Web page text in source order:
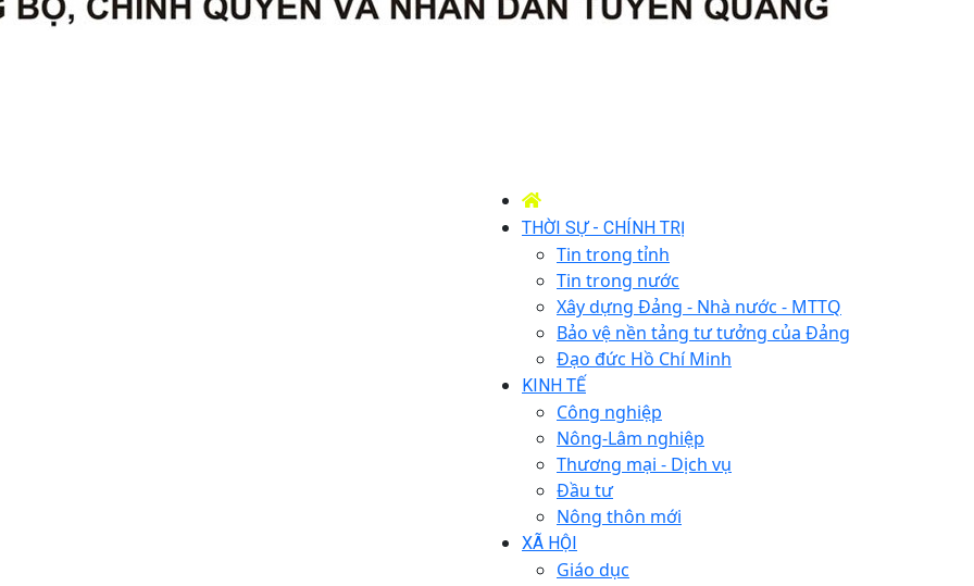
THỜI SỰ - CHÍNH TRỊ
Tin trong tỉnh
Tin trong nước
Xây dựng Đảng - Nhà nước - MTTQ
Bảo vệ nền tảng tư tưởng của Đảng
Đạo đức Hồ Chí Minh
KINH TẾ
Công nghiệp
Nông-Lâm nghiệp
Thương mại - Dịch vụ
Đầu tư
Nông thôn mới
XÃ HỘI
Giáo dục